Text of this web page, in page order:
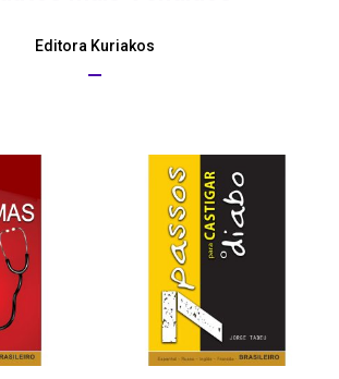
Editora Kuriakos